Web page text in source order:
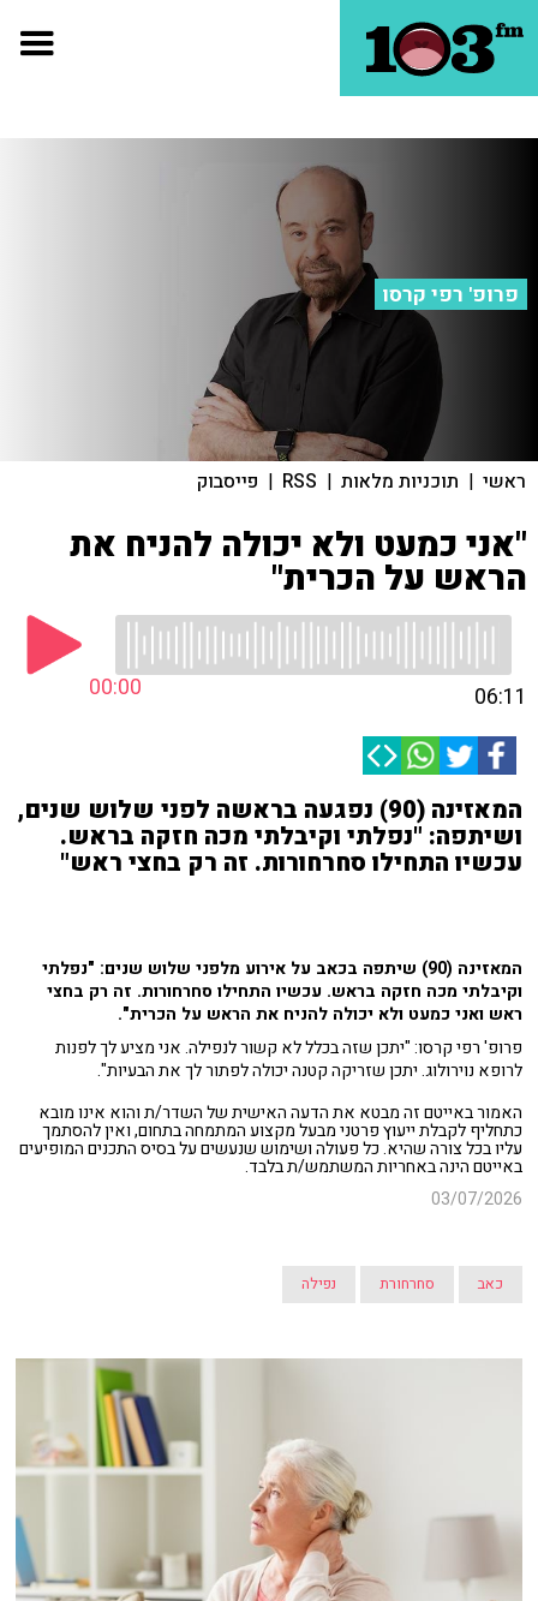
פרופ' רפי קרסו
ראשי | תוכניות מלאות |
RSS
| פייסבוק
"אני כמעט ולא יכולה להניח את
הראש על הכרית"
00:00 06:11
המאזינה (90) נפגעה בראשה לפני שלוש שנים,
ושיתפה: "נפלתי וקיבלתי מכה חזקה בראש.
עכשיו התחילו סחרחורות. זה רק בחצי ראש"
המאזינה (90) שיתפה בכאב על אירוע מלפני שלוש שנים: "נפלתי
וקיבלתי מכה חזקה בראש. עכשיו התחילו סחרחורות. זה רק בחצי
ראש ואני כמעט ולא יכולה להניח את הראש על הכרית".
פרופ' רפי קרסו: "יתכן שזה בכלל לא קשור לנפילה. אני מציע לך לפנות
לרופא נוירולוג. יתכן שזריקה קטנה יכולה לפתור לך את הבעיות".
האמור באייטם זה מבטא את הדעה האישית של השדר/ת והוא אינו מובא
כתחליף לקבלת ייעוץ פרטני מבעל מקצוע המתמחה בתחום, ואין להסתמך
עליו בכל צורה שהיא. כל פעולה ושימוש שנעשים על בסיס התכנים המופיעים
באייטם הינה באחריות המשתמש/ת בלבד.
03/07/2026
כאב סחרחורת נפילה